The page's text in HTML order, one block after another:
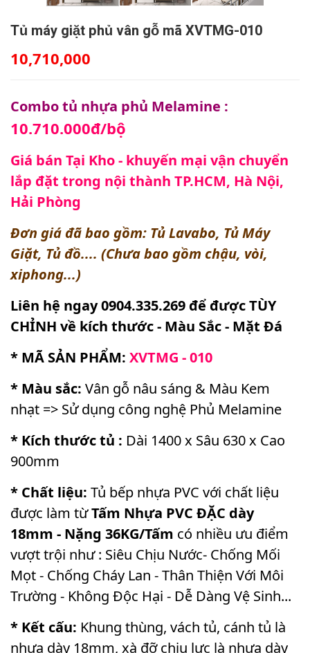
Tủ máy giặt phủ vân gỗ mã XVTMG-010
10,710,000
Combo tủ nhựa phủ Melamine :
10.710.000đ/bộ
Giá bán Tại Kho - khuyến mại vận chuyển
lắp đặt trong nội thành TP.HCM, Hà Nội,
Hải Phòng
Đơn giá đã bao gồm: Tủ Lavabo, Tủ Máy
Giặt, Tủ đồ.... (Chưa bao gồm chậu, vòi,
xiphong...)
Liên hệ ngay 0904.335.269 để được TÙY
CHỈNH về kích thước - Màu Sắc - Mặt Đá
* MÃ SẢN PHẨM: XVTMG - 010
* Màu sắc: Vân gỗ nâu sáng & Màu Kem
nhạt => Sử dụng công nghệ Phủ Melamine
* Kích thước tủ : Dài 1400 x Sâu 630 x Cao
900mm
* Chất liệu: Tủ bếp nhựa PVC với chất liệu
được làm từTấm Nhựa PVC ĐẶC dày
18mm - Nặng 36KG/Tấm có nhiều ưu điểm
vượt trội như : Siêu Chịu Nước- Chống Mối
Mọt - Chống Cháy Lan - Thân Thiện Với Môi
Trường - Không Độc Hại - Dễ Dàng Vệ Sinh...
* Kết cấu: Khung thùng, vách tủ, cánh tủ là
nhựa dày 18mm, xà đỡ chịu lực là nhựa dày